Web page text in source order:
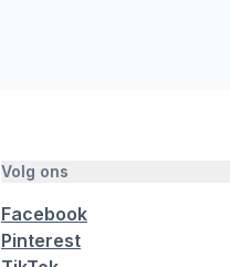
Volg ons
Facebook
Pinterest